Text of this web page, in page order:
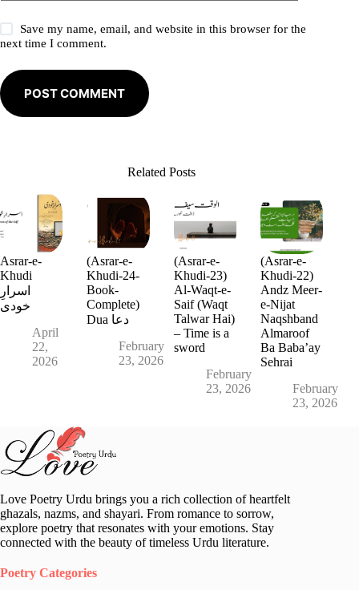
Save my name, email, and website in this browser for the
next time I comment.
POST COMMENT
Related Posts
Asrar-e-
Khudi
اسرارِ
خودی
April
22,
2026
(Asrar-e-
Khudi-24-
Book-
Complete)
Dua دعا
February
23, 2026
(Asrar-e-
Khudi-23)
Al-Waqt-e-
Saif (Waqt
Talwar Hai)
– Time is a
sword
February
23, 2026
(Asrar-e-
Khudi-22)
Andz Meer-
e-Nijat
Naqshband
Almaroof
Ba Baba’ay
Sehrai
February
23, 2026
Love Poetry Urdu brings you a rich collection of heartfelt
ghazals, nazms, and shayari. From romance to sorrow,
explore poetry that resonates with your emotions. Stay
connected with the beauty of timeless Urdu literature.
Poetry Categories